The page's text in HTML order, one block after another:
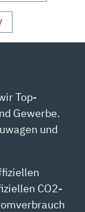
Top-
Gewerbe.
und
CO2-